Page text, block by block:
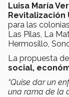
Luisa María
Revitalización
para las
Las Pilas, La
Hermosillo,
La propuesta
social,
“Quise dar un
una rama de la